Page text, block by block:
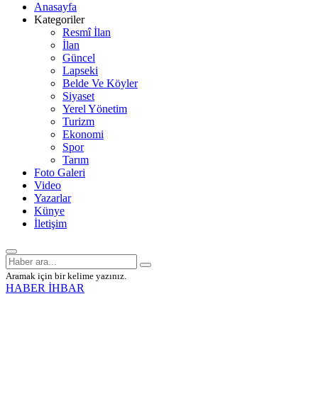
Anasayfa
Kategoriler
Resmî İlan
İlan
Güncel
Lapseki
Belde Ve Köyler
Siyaset
Yerel Yönetim
Turizm
Ekonomi
Spor
Tarım
Foto Galeri
Video
Yazarlar
Künye
İletişim
Aramak için bir kelime yazınız.
HABER İHBAR